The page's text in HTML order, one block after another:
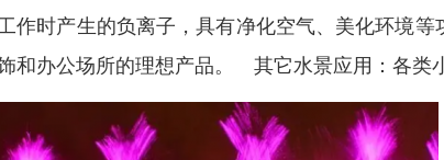
作时产生的负离子，具有净化空气、美化环境
和办公场所的理想产品。 其它水景应用：各类